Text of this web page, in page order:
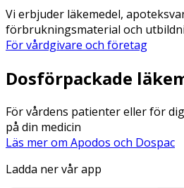
Vi erbjuder läkemedel,
förbrukningsmaterial och
För vårdgivare och företag
Dosförpackade
För vårdens patienter eller för
på din medicin
Läs mer om Apodos och Dospac
Ladda ner vår app